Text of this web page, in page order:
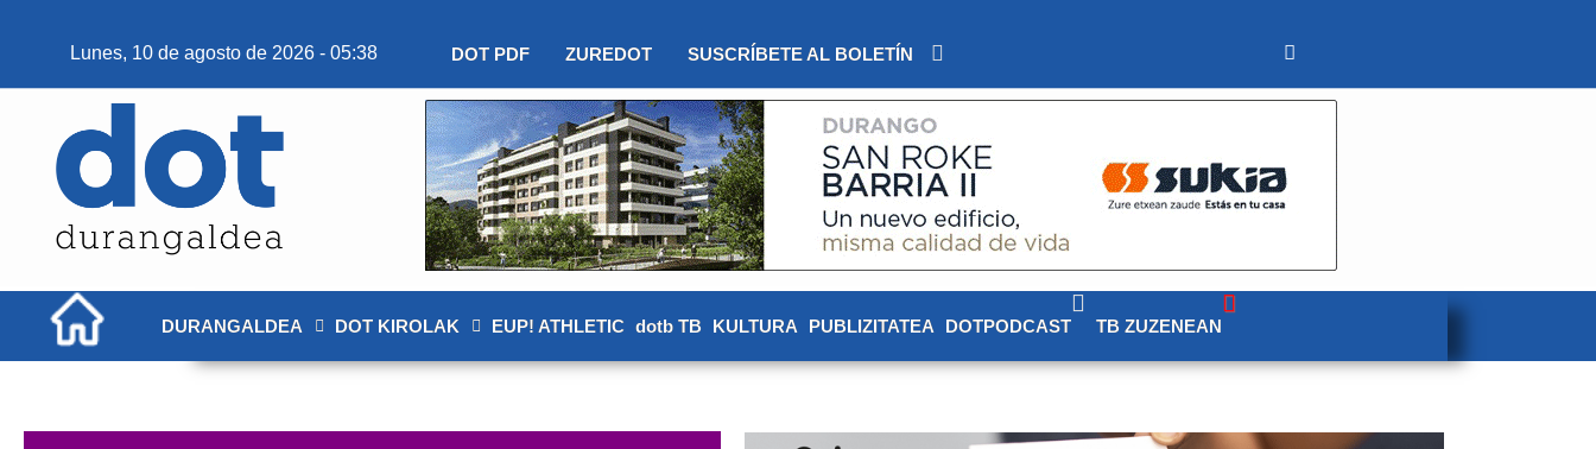
Lunes, 10 de agosto de 2026 - 05:38 DOT PDF ZUREDOT SUSCRÍBETE AL BOLETÍN
DURANGALDEA DOT KIROLAK EUP! ATHLETIC dotb TB KULTURA PUBLIZITATEA DOTPODCAST TB ZUZENEAN